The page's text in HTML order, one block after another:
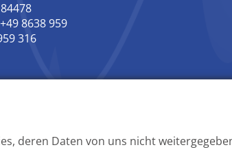
8638 959
316
deren Daten von uns nicht